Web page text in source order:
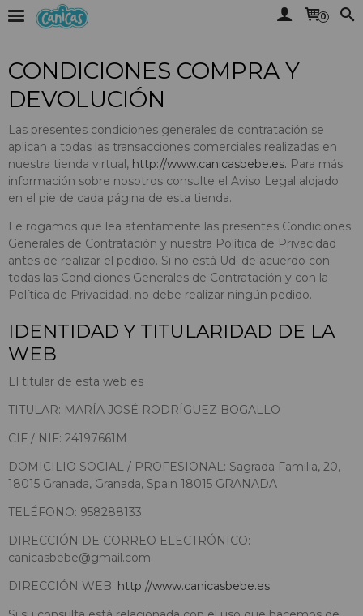
0
CONDICIONES COMPRA Y
DEVOLUCIÓN
Las presentes condiciones generales de contratación se
aplican a todas las transacciones comerciales realizadas en
nuestra tienda virtual, http://www.canicasbebe.es. Para más
información sobre nosotros consulte el Aviso Legal alojado
en el pie de cada página de esta tienda.
Le rogamos que lea atentamente las presentes Condiciones
Generales de Contratación y nuestra Política de Privacidad
antes de realizar el pedido. Si no está Ud. de acuerdo con
todas las Condiciones Generales de Contratación y con la
Política de Privacidad, no debe realizar ningún pedido.
IDENTIDAD Y TITULARIDAD DE LA
WEB
El titular de esta web es
TITULAR: MARÍA JOSÉ RODRÍGUEZ BOGALLO
CIF / NIF: 24197661M
DOMICILIO SOCIAL / PROFESIONAL: Sagrada Familia, 20,
18015 Granada, Granada, Spain 18015 GRANADA
TELÉFONO: 958288133
DIRECCIÓN DE CORREO ELECTRÓNICO:
canicasbebe@gmail.com
DIRECCIÓN WEB: http://www.canicasbebe.es